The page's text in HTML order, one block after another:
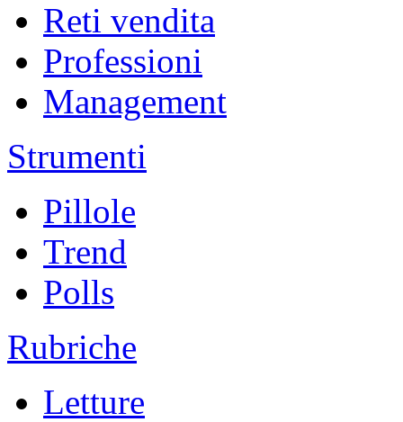
Reti vendita
Professioni
Management
Strumenti
Pillole
Trend
Polls
Rubriche
Letture